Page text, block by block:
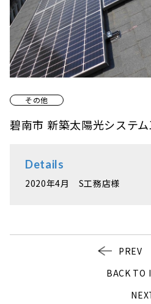
その他
碧南市 新築太陽光システ
Details
2020年4月 S工務店様
PREV
BACK TO